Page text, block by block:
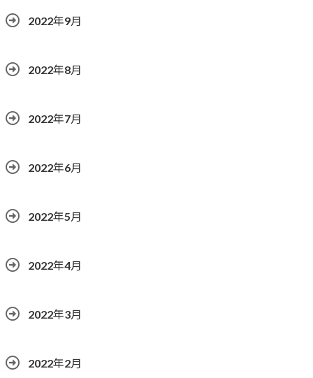
2022年9月
2022年8月
2022年7月
2022年6月
2022年5月
2022年4月
2022年3月
2022年2月